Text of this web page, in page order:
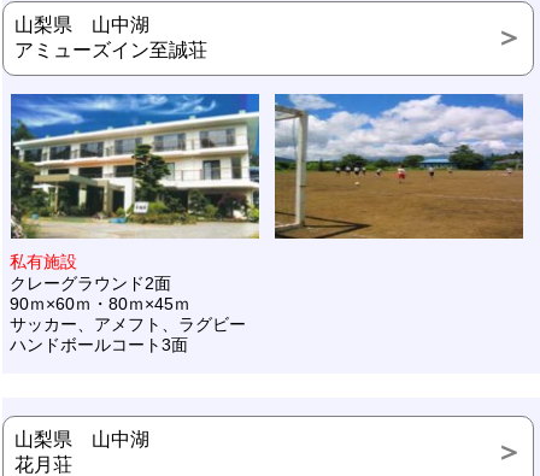
山梨県 山中湖
アミューズイン至誠荘
私有施設
クレーグラウンド2面
90ｍ×60ｍ・80ｍ×45ｍ
サッカー、アメフト、ラグビー
ハンドボールコート3面
山梨県 山中湖
花月荘